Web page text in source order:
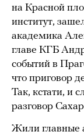
на Красной
институт,
академика
главе КГБ
событий в
что приговор
Так, кстати, и
разговор
Жили главные